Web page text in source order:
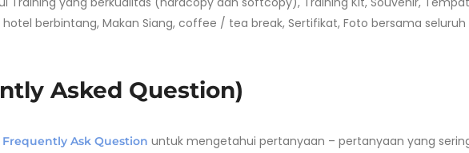
berbintang, Makan Siang, coffee / tea break, Sertifikat, Foto bersama seluruh
Asked Question)
Frequently Ask Question untuk mengetahui pertanyaan – pertanyaan yang